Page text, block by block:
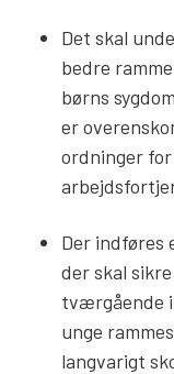
Det skal
bedre
børns
er
ordninger
Der indføres
der skal
tværgående
unge
langvarigt